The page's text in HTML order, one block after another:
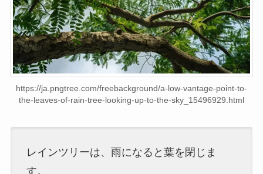
https://ja.pngtree.com/freebackground/a-low-vantage-point-to-
the-leaves-of-rain-tree-looking-up-to-the-sky_15496929.html
レインツリーは、雨になると葉を閉じま
す。